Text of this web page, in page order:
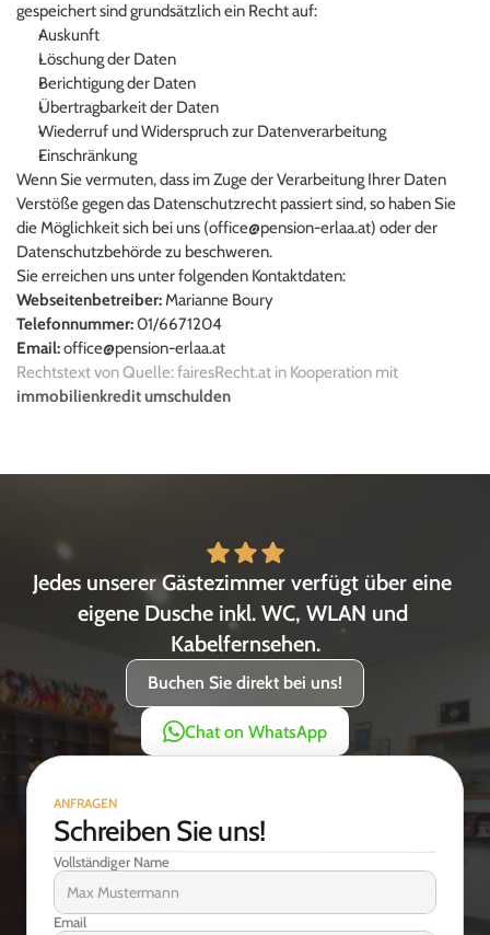
gespeichert sind grundsätzlich ein Recht auf:
Auskunft
Löschung der Daten
Berichtigung der Daten
Übertragbarkeit der Daten
Wiederruf und Widerspruch zur Datenverarbeitung
Einschränkung
Wenn Sie vermuten, dass im Zuge der Verarbeitung Ihrer Daten
Verstöße gegen das Datenschutzrecht passiert sind, so haben Sie
die Möglichkeit sich bei uns (office@pension-erlaa.at) oder der
Datenschutzbehörde zu beschweren.
Sie erreichen uns unter folgenden Kontaktdaten:
Webseitenbetreiber: Marianne Boury
Telefonnummer: 01/6671204
Email: office@pension-erlaa.at
immobilienkredit umschulden
Jedes unserer Gästezimmer verfügt über eine
eigene Dusche inkl. WC, WLAN und
Kabelfernsehen.
Buchen Sie direkt bei uns!
Chat on WhatsApp
ANFRAGEN
Schreiben Sie uns!
Vollständiger Name
Email